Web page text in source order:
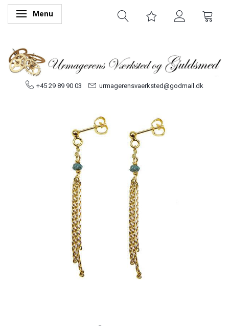
Skifte navigation
Menu
+45 29 89 90 03 urmagerensvaerksted@godmail.dk